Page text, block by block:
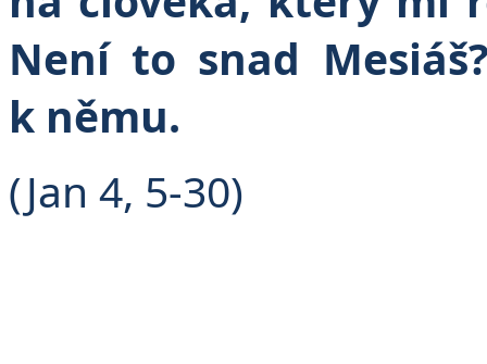
Není to snad
k němu.
(Jan 4, 5-30)